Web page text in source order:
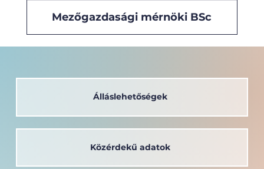
Mezőgazdasági mérnöki BSc
Álláslehetőségek
Közérdekű adatok